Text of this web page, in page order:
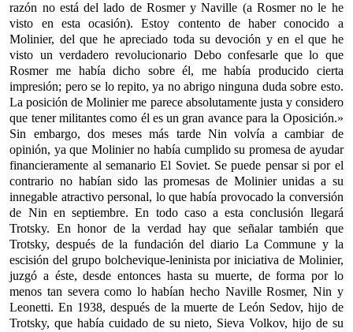
razón no está del lado de Rosmer y Naville (a Rosmer no le he
visto en esta ocasión). Estoy contento de haber conocido a
Molinier, del que he apreciado toda su devoción y en el que he
visto un verdadero revolucionario Debo confesarle que lo que
Rosmer me había dicho sobre él, me había producido cierta
impresión; pero se lo repito, ya no abrigo ninguna duda sobre esto.
La posición de Molinier me parece absolutamente justa y considero
que tener militantes como él es un gran avance para la Oposición.»
Sin embargo, dos meses más tarde Nin volvía a cambiar de
opinión, ya que Molinier no había cumplido su promesa de ayudar
financieramente al semanario El Soviet. Se puede pensar si por el
contrario no habían sido las promesas de Molinier unidas a su
innegable atractivo personal, lo que había provocado la conversión
de Nin en septiembre. En todo caso a esta conclusión llegará
Trotsky. En honor de la verdad hay que señalar también que
Trotsky, después de la fundación del diario La Commune y la
escisión del grupo bolchevique-leninista por iniciativa de Molinier,
juzgó a éste, desde entonces hasta su muerte, de forma por lo
menos tan severa como lo habían hecho Naville Rosmer, Nin y
Leonetti. En 1938, después de la muerte de León Sedov, hijo de
Trotsky, que había cuidado de su nieto, Sieva Volkov, hijo de su